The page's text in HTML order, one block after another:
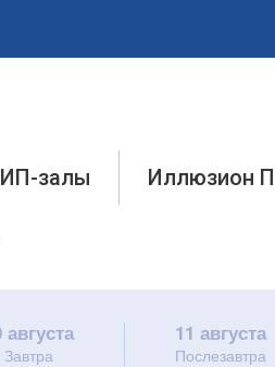
залы Иллюзион
августа
Завтра
11 августа
Послезавтра